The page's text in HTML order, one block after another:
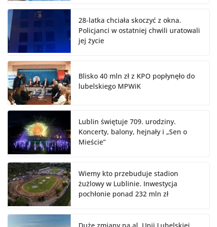
28-latka chciała skoczyć z okna.
Policjanci w ostatniej chwili uratowali
jej życie
Blisko 40 mln zł z KPO popłynęło do
lubelskiego MPWiK
Lublin świętuje 709. urodziny.
Koncerty, balony, hejnały i „Sen o
Mieście”
Wiemy kto przebuduje stadion
żużlowy w Lublinie. Inwestycja
pochłonie ponad 232 mln zł